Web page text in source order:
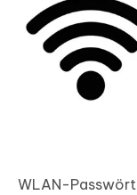
WLAN-